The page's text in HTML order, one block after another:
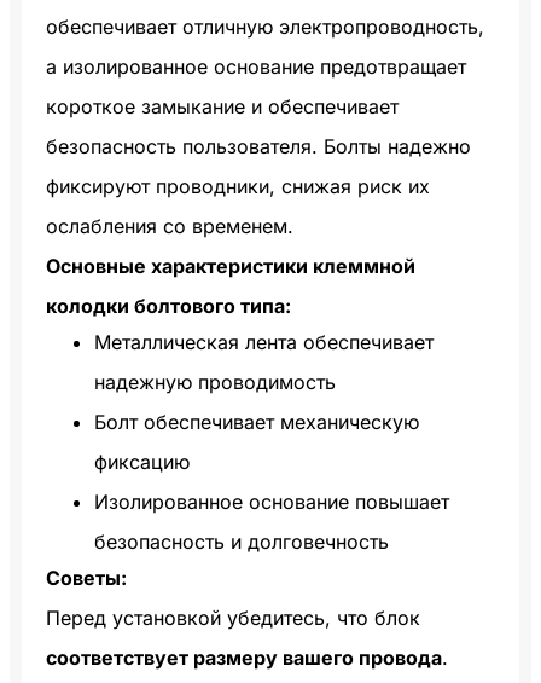
обеспечивает отличную электропроводность,
а изолированное основание предотвращает
короткое замыкание и обеспечивает
безопасность пользователя. Болты надежно
фиксируют проводники, снижая риск их
ослабления со временем.
Основные характеристики клеммной
колодки болтового типа:
Металлическая лента обеспечивает
надежную проводимость
Болт обеспечивает механическую
фиксацию
Изолированное основание повышает
безопасность и долговечность
Советы:
Перед установкой убедитесь, что блок
соответствует размеру вашего провода.